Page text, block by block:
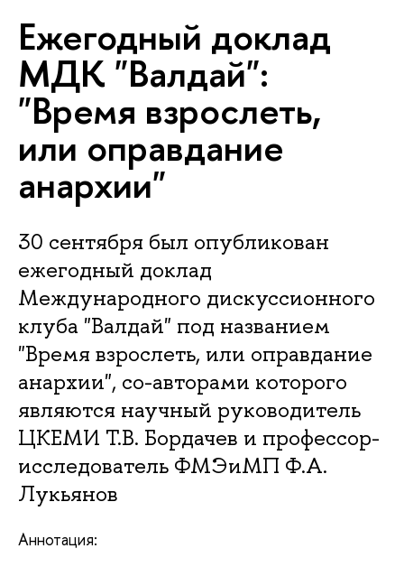
Ежегодный доклад
МДК "Валдай":
"Время взрослеть,
или оправдание
анархии"
30 сентября был опубликован
ежегодный доклад
Международного дискуссионного
клуба "Валдай" под названием
"Время взрослеть, или оправдание
анархии", со-авторами которого
являются научный руководитель
ЦКЕМИ Т.В. Бордачев и профессор-
исследователь ФМЭиМП Ф.А.
Лукьянов
Аннотация: